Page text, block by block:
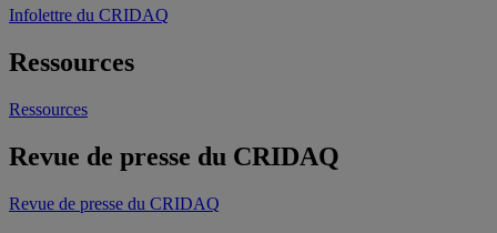
Infolettre du CRIDAQ
Ressources
Ressources
Revue de presse du CRIDAQ
Revue de presse du CRIDAQ